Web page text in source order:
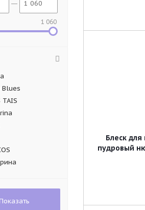
Блеск
пудровый
1 060
Blues
TAIS